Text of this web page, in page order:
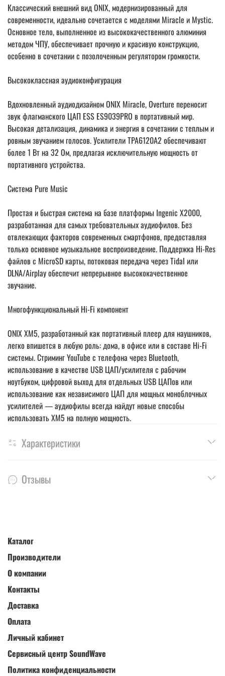
Классический внешний вид ONIX, модернизированный для
современности, идеально сочетается с моделями Miracle и Mystic.
Основное тело, выполненное из высококачественного алюминия
методом ЧПУ, обеспечивает прочную и красивую конструкцию,
особенно в сочетании с позолоченным регулятором громкости.
Высококлассная аудиоконфигурация
Вдохновленный аудиодизайном ONIX Miracle, Overture переносит
звук флагманского ЦАП ESS ES9039PRO в портативный мир.
Высокая детализация, динамика и энергия в сочетании с теплым и
ровным звучанием голосов. Усилители TPA6120A2 обеспечивают
более 1 Вт на 32 Ом, предлагая исключительную мощность от
портативного устройства.
Система Pure Music
Простая и быстрая система на базе платформы Ingenic X2000,
разработанная для самых требовательных аудиофилов. Без
отвлекающих факторов современных смартфонов, предоставляя
только основное музыкальное воспроизведение. Поддержка Hi-Res
файлов с MicroSD карты, потоковая передача через Tidal или
DLNA/Airplay обеспечит непрерывное высококачественное
звучание.
Многофункциональный Hi-Fi компонент
ONIX XM5, разработанный как портативный плеер для наушников,
легко впишется в любую роль: дома, в офисе или в составе Hi-Fi
системы. Стриминг YouTube с телефона через Bluetooth,
использование в качестве USB ЦАП/усилителя с рабочим
ноутбуком, цифровой выход для отдельных USB ЦАПов или
использование как независимого ЦАП для мощных моноблочных
усилителей — аудиофилы всегда найдут новые способы
использовать XM5 на полную мощность.
Характеристики
Отзывы
Каталог
Производители
О компании
Контакты
Доставка
Оплата
Личный кабинет
Сервисный центр SoundWave
Политика конфиденциальности